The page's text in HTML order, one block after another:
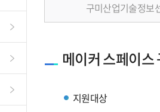
구미산업기술정보
메이커 스페이
지원대상